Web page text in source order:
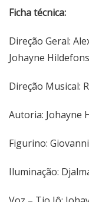
Ficha técnica:
Direção Geral:
Johayne
Direção Musical:
Autoria: Johayne
Figurino:
Iluminação: